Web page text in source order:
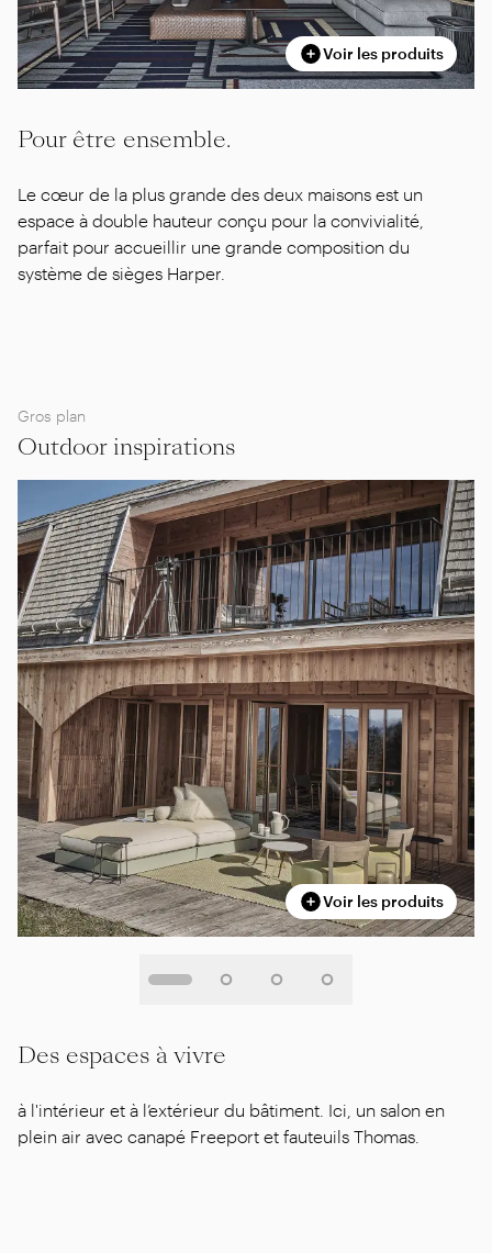
Voir les produits
Pour être ensemble.
Le cœur de la plus grande des deux maisons est un
espace à double hauteur conçu pour la convivialité,
parfait pour accueillir une grande composition du
système de sièges Harper.
Gros plan
Outdoor inspirations
Voir les produits
Des espaces à vivre
à l'intérieur et à l’extérieur du bâtiment. Ici, un salon en
plein air avec canapé Freeport et fauteuils Thomas.